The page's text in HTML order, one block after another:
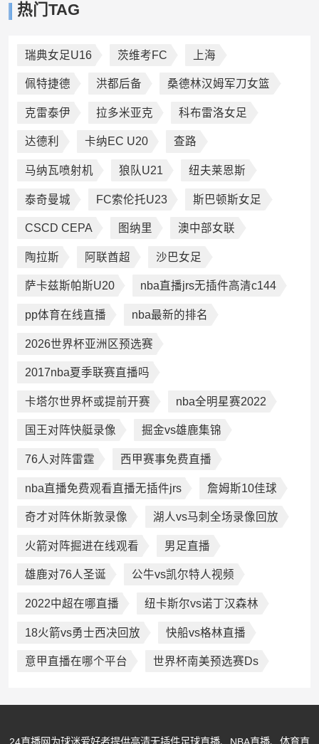
热门TAG
瑞典女足U16 茨维考FC 上海
佩特捷德 洪都后备 桑德林汉姆军刀女篮
克雷泰伊 拉多米亚克 科布雷洛女足
达德利 卡纳EC U20 查路
马纳瓦喷射机 狼队U21 纽夫莱恩斯
泰奇曼城 FC索伦托U23 斯巴顿斯女足
CSCD CEPA 图纳里 澳中部女联
陶拉斯 阿联酋超 沙巴女足
萨卡兹斯帕斯U20 nba直播jrs无插件高清c144
pp体育在线直播 nba最新的排名
2026世界杯亚洲区预选赛
2017nba夏季联赛直播吗
卡塔尔世界杯或提前开赛 nba全明星赛2022
国王对阵快艇录像 掘金vs雄鹿集锦
76人对阵雷霆 西甲赛事免费直播
nba直播免费观看直播无插件jrs 詹姆斯10佳球
奇才对阵休斯敦录像 湖人vs马刺全场录像回放
火箭对阵掘进在线观看 男足直播
雄鹿对76人圣诞 公牛vs凯尔特人视频
2022中超在哪直播 纽卡斯尔vs诺丁汉森林
18火箭vs勇士西决回放 快船vs格林直播
意甲直播在哪个平台 世界杯南美预选赛Ds